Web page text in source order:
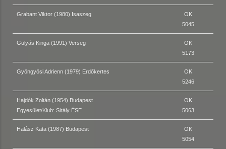
Grabant Viktor (1980) Isaszeg
OK
5045
Gulyás Kinga (1991) Verseg
OK
5173
Gyöngyösi Adrienn (1979) Erdőkertes
OK
5246
Hajdók Zoltán (1954) Budapest
Egyesület/Klub: Sirály ÉSE
OK
5063
Halász Kata (1987) Budapest
OK
5054